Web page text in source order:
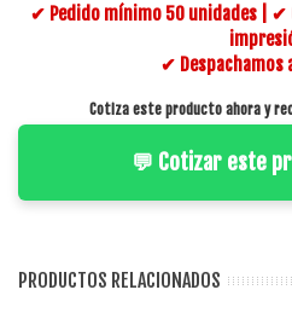
✔ Pedido mínimo 50 unidades | ✔
✔ Despachamos
Cotiza este producto ahora y
💬 Cotizar este
PRODUCTOS RELACIONADOS